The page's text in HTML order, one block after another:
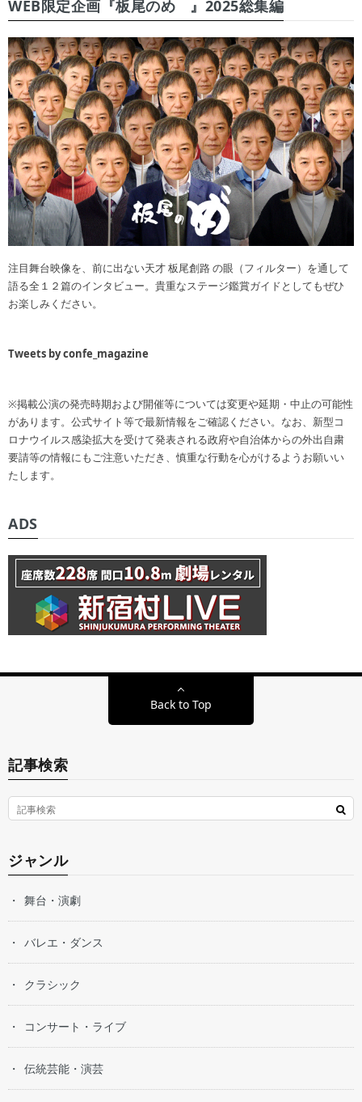
WEB限定企画『板尾のめ゙』2025総集編
注目舞台映像を、前に出ない天才 板尾創路 の眼（フィルター）を通して
語る全１２篇のインタビュー。貴重なステージ鑑賞ガイドとしてもぜひ
お楽しみください。
Tweets by confe_magazine
※掲載公演の発売時期および開催等については変更や延期・中止の可能性
があります。公式サイト等で最新情報をご確認ください。なお、新型コ
ロナウイルス感染拡大を受けて発表される政府や自治体からの外出自粛
要請等の情報にもご注意いただき、慎重な行動を心がけるようお願いい
たします。
ADS
Back to Top
記事検索
ジャンル
舞台・演劇
バレエ・ダンス
クラシック
コンサート・ライブ
伝統芸能・演芸